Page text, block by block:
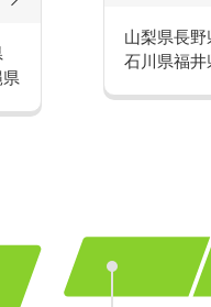
県
山梨県長野
石川県福井
派遣・